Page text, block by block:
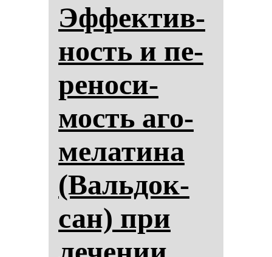
Эф­фек­тив­
ность и пе­
ре­но­си­
мость аго­
ме­ла­ти­на
(Валь­док­
сан) при